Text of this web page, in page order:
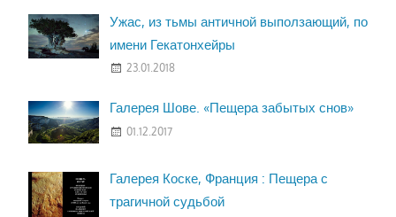
Ужас, из тьмы античной выползающий, по
имени Гекатонхейры
23.01.2018
Галерея Шове. «Пещера забытых снов»
01.12.2017
Галерея Коске, Франция : Пещера с
трагичной судьбой